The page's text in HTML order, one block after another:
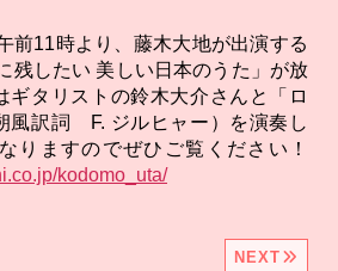
前11時より、藤木大地が出演する
残したい 美しい日本のうた」が放
ギタリストの鈴木大介さんと「ロ
風訳詞 F. ジルヒャー）を演奏し
りますのでぜひご覧ください！
kodomo_uta/
NEXT